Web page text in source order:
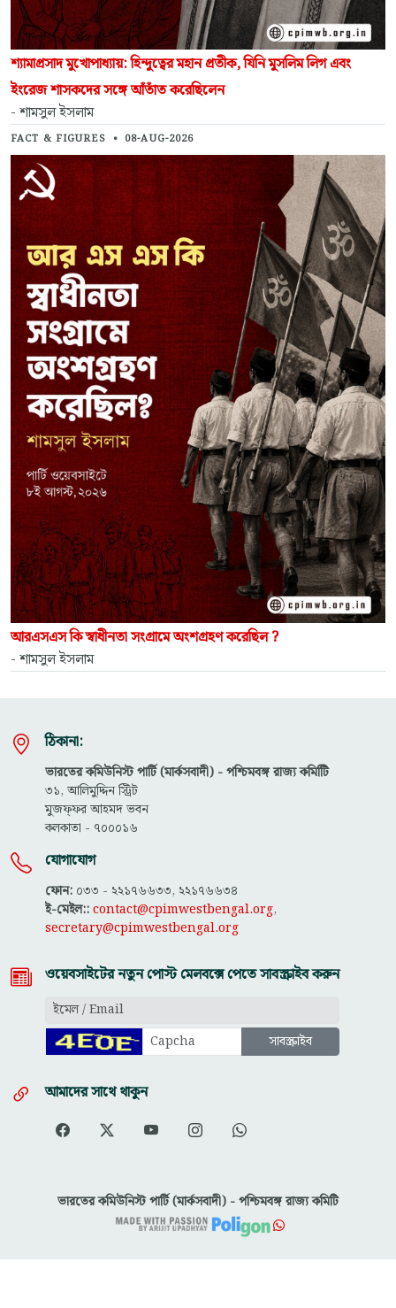
শ্যামাপ্রসাদ মুখোপাধ্যায়: হিন্দুত্বের মহান প্রতীক, যিনি মুসলিম লিগ এবং
ইংরেজ শাসকদের সঙ্গে আঁতাঁত করেছিলেন
- শামসুল ইসলাম
FACT & FIGURES • 08-AUG-2026
আরএসএস কি স্বাধীনতা সংগ্রামে অংশগ্রহণ করেছিল ?
- শামসুল ইসলাম
ঠিকানা:
ভারতের কমিউনিস্ট পার্টি (মার্কসবাদী) - পশ্চিমবঙ্গ রাজ্য কমিটিি
৩১, আলিমুদ্দিন স্ট্রিট
মুজফ্ফ‌র আহমদ ভবন
কলকাতা - ৭০০০১৬
যোগাযোগ
ফোন: ০৩৩ - ২২১৭৬৬৩৩, ২২১৭৬৬৩৪
ই-মেইল::contact@cpimwestbengal.org,
secretary@cpimwestbengal.org
ওয়েবসাইটের নতুন পোস্ট মেলবক্সে পেতে সাবস্ক্রাইব করুন
আমাদের সাথে থাকুন
ভারতের কমিউনিস্ট পার্টি (মার্কসবাদী) - পশ্চিমবঙ্গ রাজ্য কমিটি